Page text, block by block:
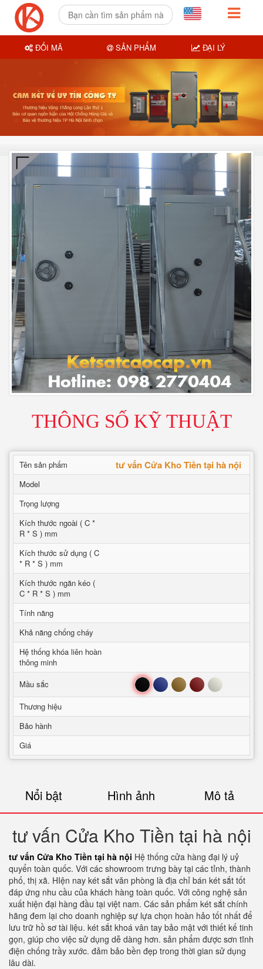
THÔNG SỐ KỸ THUẬT
Tên sản phẩm tư vấn Cửa Kho Tiền tại hà nội
Model
Trọng lượng
Kích thước ngoài ( C *
R * S ) mm
Kích thước sử dụng ( C
* R * S ) mm
Kích thước ngăn kéo (
C * R * S ) mm
Tính năng
Khả năng chống cháy
Hệ thống khóa liên hoàn
thông minh
Mầu sắc
Đen Xanh Nâu Đỏ Trắng
Thương hiệu
Bảo hành
Giá
Nổi bật Hình ảnh Mô tả
tư vấn Cửa Kho Tiền tại hà nội
tư vấn Cửa Kho Tiền tại hà nội Hệ thống cửa hàng đại lý uỷ
quyển toàn quốc. Với các showroom trưng bày tại các tỉnh, thành
phố, thị xã. HIện nay két sắt văn phòng là địa chỉ bán két sắt tốt
đáp ứng nhu cầu của khách hàng toàn quốc. Với công nghệ sản
xuất hiện đại hàng đầu tại việt nam. Các sản phẩm két sắt chính
hãng đem lại cho doanh nghiệp sự lựa chọn hoàn hảo tốt nhất để
lưu trữ hồ sơ tài liệu. két sắt khoá vân tay bảo mật với thiết kế tinh
gọn, giúp cho việc sử dụng dễ dàng hơn. sản phẩm được sơn tĩnh
điện chống trầy xước. đảm bảo bền đẹp trong thời gian sử dụng
lâu dài.
ĐỔI MÃ SẢN PHẨM ĐẠI LÝ